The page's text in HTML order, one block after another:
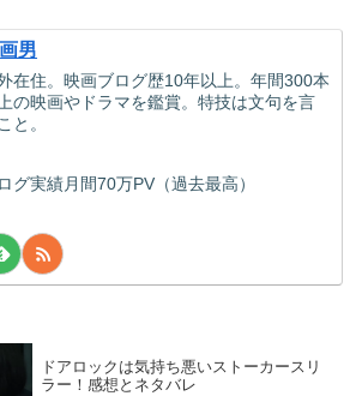
男
在住。映画ブログ歴10年以上。年間300本
の映画やドラマを鑑賞。特技は文句を言
と。
グ実績月間70万PV（過去最高）
ドアロックは気持ち悪いストーカースリ
ラー！感想とネタバレ